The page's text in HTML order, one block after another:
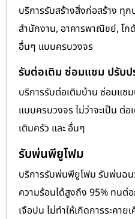
บริการรับสร้างสิ่งก่อสร้าง ทุก
สำนักงาน, อาคารพาณิชย์, โก
อื่นๆ แบบครบวงจร
รับต่อเติม ซ่อมแซม ปรับป
บริการรับต่อเติมบ้าน ซ่อมแซ
แบบครบวงจร ไม่ว่าจะเป็น ต่
เติมครัว และ อื่นๆ
รับพ่นพียูโฟม
บริการรับพ่นพียูโฟม รับพ่นฉ
ความร้อนได้สูงถึง 95% ทนต่
เจือปน ไม่ทำให้เกิดการระคาย